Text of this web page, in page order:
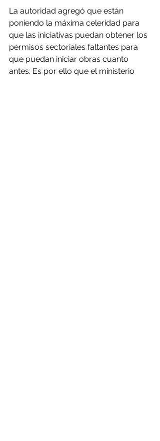
La autoridad agregó que están
poniendo la máxima celeridad para
que las iniciativas puedan obtener los
permisos sectoriales faltantes para
que puedan iniciar obras cuanto
antes. Es por ello que el ministerio